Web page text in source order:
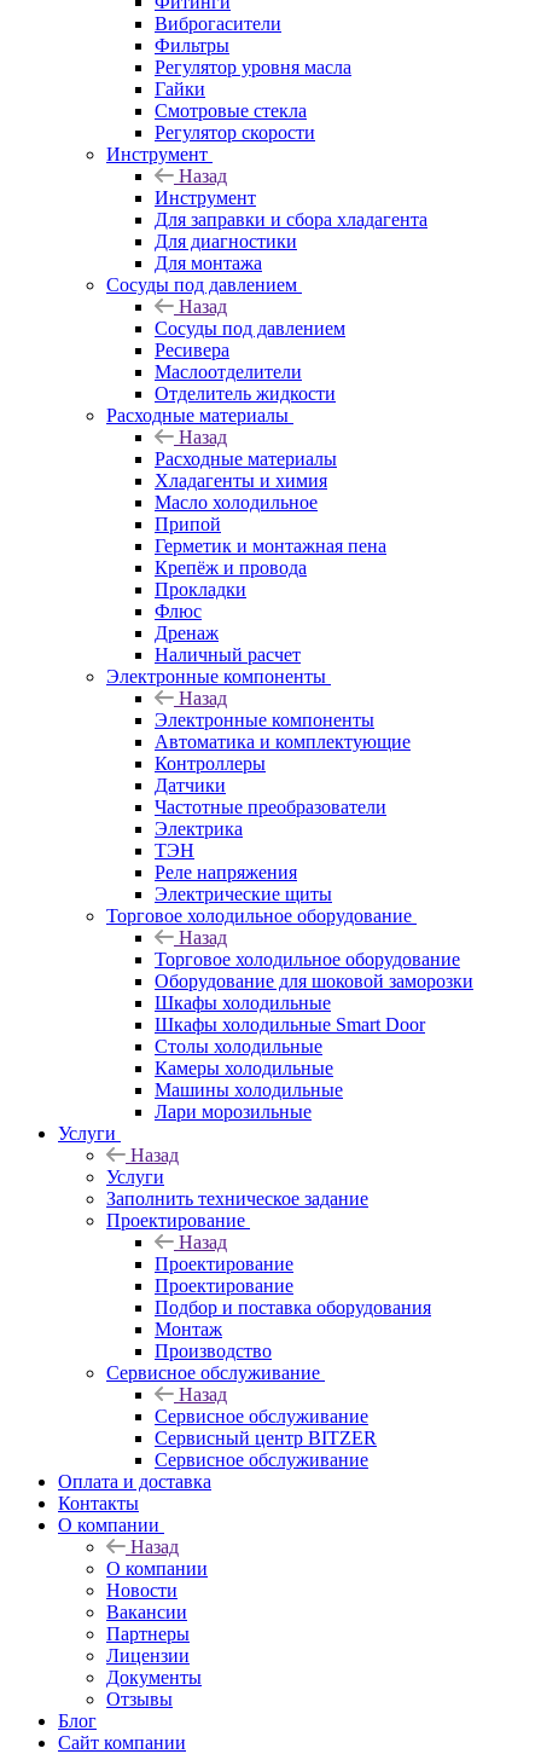
Виброгасители
Фильтры
Регулятор уровня масла
Гайки
Смотровые стекла
Регулятор скорости
Инструмент
Назад
Инструмент
Для заправки и сбора хладагента
Для диагностики
Для монтажа
Сосуды под давлением
Назад
Сосуды под давлением
Ресивера
Маслоотделители
Отделитель жидкости
Расходные материалы
Назад
Расходные материалы
Хладагенты и химия
Масло холодильное
Припой
Герметик и монтажная пена
Крепёж и провода
Прокладки
Флюс
Дренаж
Наличный расчет
Электронные компоненты
Назад
Электронные компоненты
Автоматика и комплектующие
Контроллеры
Датчики
Частотные преобразователи
Электрика
ТЭН
Реле напряжения
Электрические щиты
Торговое холодильное оборудование
Назад
Торговое холодильное оборудование
Оборудование для шоковой заморозки
Шкафы холодильные
Шкафы холодильные Smart Door
Столы холодильные
Камеры холодильные
Машины холодильные
Лари морозильные
Услуги
Назад
Услуги
Заполнить техническое задание
Проектирование
Назад
Проектирование
Проектирование
Подбор и поставка оборудования
Монтаж
Производство
Сервисное обслуживание
Назад
Сервисное обслуживание
Сервисный центр BITZER
Сервисное обслуживание
Оплата и доставка
Контакты
О компании
Назад
О компании
Новости
Вакансии
Партнеры
Лицензии
Документы
Отзывы
Блог
Сайт компании